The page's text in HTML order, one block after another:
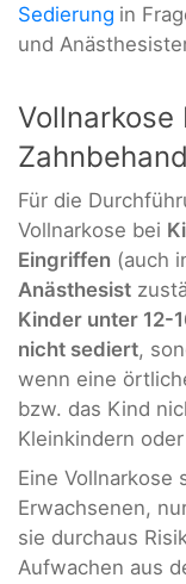
Sedierung in
und
Für die
Vollnarkose bei
Eingriffen (auch
Anästhesist
Kinder unter 12-
nicht sediert,
wenn eine
bzw. das Kind
Kleinkindern
Eine Vollnarkose
Erwachsenen,
sie durchaus
Aufwachen aus